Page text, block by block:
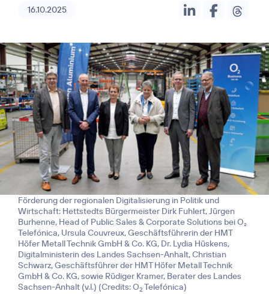
16.10.2025
Förderung der regionalen Digitalisierung in Politik und
Wirtschaft: Hettstedts Bürgermeister Dirk Fuhlert, Jürgen
Burhenne, Head of Public Sales & Corporate Solutions bei O₂
Telefónica, Ursula Couvreux, Geschäftsführerin der HMT
Höfer Metall Technik GmbH & Co. KG, Dr. Lydia Hüskens,
Digitalministerin des Landes Sachsen-Anhalt, Christian
Schwarz, Geschäftsführer der HMT Höfer Metall Technik
GmbH & Co. KG, sowie Rüdiger Kramer, Berater des Landes
Sachsen-Anhalt (v.l.) (Credits: O2 Telefónica)